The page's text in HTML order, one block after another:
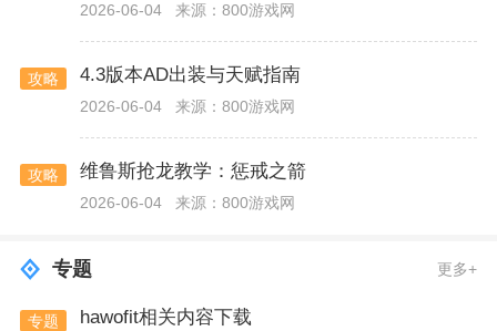
2026-06-04 来源：800游戏网
攻略 4.3版本AD出装与天赋指南
2026-06-04 来源：800游戏网
攻略 维鲁斯抢龙教学：惩戒之箭
2026-06-04 来源：800游戏网
专题 更多+
专题 hawofit相关内容下载